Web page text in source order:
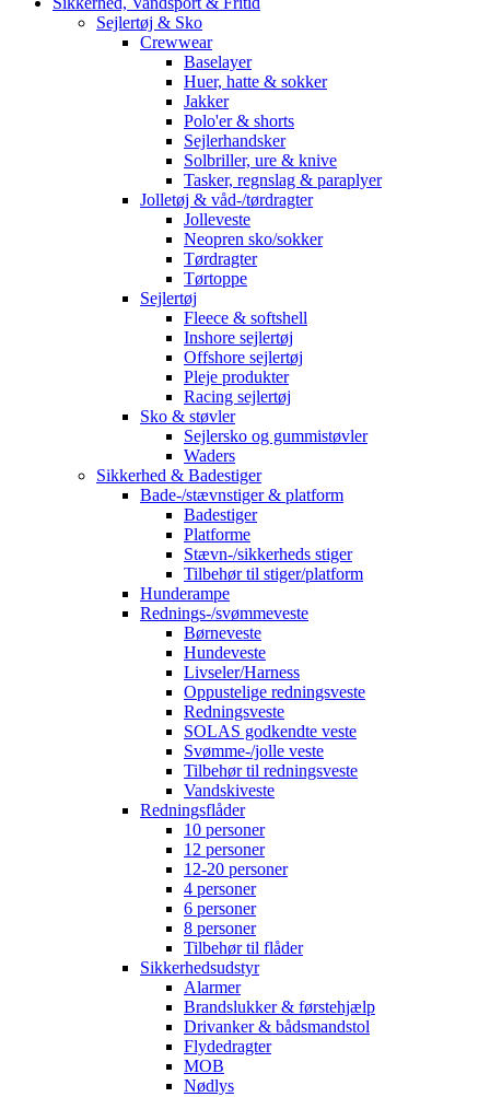
Sejlertøj & Sko
Crewwear
Baselayer
Huer, hatte & sokker
Jakker
Polo'er & shorts
Sejlerhandsker
Solbriller, ure & knive
Tasker, regnslag & paraplyer
Jolletøj & våd-/tørdragter
Jolleveste
Neopren sko/sokker
Tørdragter
Tørtoppe
Sejlertøj
Fleece & softshell
Inshore sejlertøj
Offshore sejlertøj
Pleje produkter
Racing sejlertøj
Sko & støvler
Sejlersko og gummistøvler
Waders
Sikkerhed & Badestiger
Bade-/stævnstiger & platform
Badestiger
Platforme
Stævn-/sikkerheds stiger
Tilbehør til stiger/platform
Hunderampe
Rednings-/svømmeveste
Børneveste
Hundeveste
Livseler/Harness
Oppustelige redningsveste
Redningsveste
SOLAS godkendte veste
Svømme-/jolle veste
Tilbehør til redningsveste
Vandskiveste
Redningsflåder
10 personer
12 personer
12-20 personer
4 personer
6 personer
8 personer
Tilbehør til flåder
Sikkerhedsudstyr
Alarmer
Brandslukker & førstehjælp
Drivanker & bådsmandstol
Flydedragter
MOB
Nødlys